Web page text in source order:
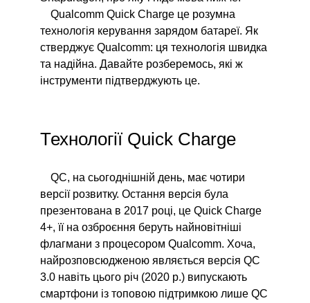
Qualcomm Quick Charge це розумна
технологія керування зарядом батареї. Як
стверджує Qualcomm: ця технологія швидка
та надійна. Давайте розберемось, які ж
інструменти підтверджують це.
Технології Quick Charge
QC, на сьогоднішній день, має чотири
версії розвитку. Остання версія була
презентована в 2017 році, це Quick Charge
4+, її на озброєння беруть найновітніші
флагмани з процесором Qualcomm. Хоча,
найрозповсюдженою являється версія QC
3.0 навіть цього річ (2020 р.) випускають
смартфони із топовою підтримкою лише QC